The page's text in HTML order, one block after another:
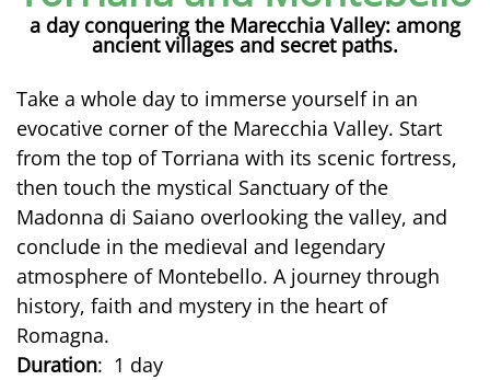
a day conquering the Marecchia Valley: among
ancient villages and secret paths.
Take a whole day to immerse yourself in an
evocative corner of the Marecchia Valley. Start
from the top of Torriana with its scenic fortress,
then touch the mystical Sanctuary of the
Madonna di Saiano overlooking the valley, and
conclude in the medieval and legendary
atmosphere of Montebello. A journey through
history, faith and mystery in the heart of
Romagna.
Duration: 1 day